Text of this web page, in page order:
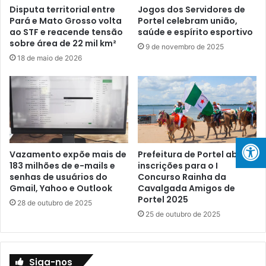
r
a
E
d
i
a
s
d
a
L
e
i
A
l
d
r
B
l
a
d
e
P
o
t
e
l
C
o
n
v
o
c
a
A
l
e
t
Disputa territorial entre
Pará e Mato Grosso volta
ao STF e reacende tensão
sobre área de 22 mil km²
18 de maio de 2026
Jogos dos Servidores de
Portel celebram união,
saúde e espírito esportivo
9 de novembro de 2025
Vazamento expõe mais de
183 milhões de e-mails e
senhas de usuários do
Gmail, Yahoo e Outlook
28 de outubro de 2025
Prefeitura de Portel abre
inscrições para o I
Concurso Rainha da
Cavalgada Amigos de
Portel 2025
25 de outubro de 2025
Siga-nos